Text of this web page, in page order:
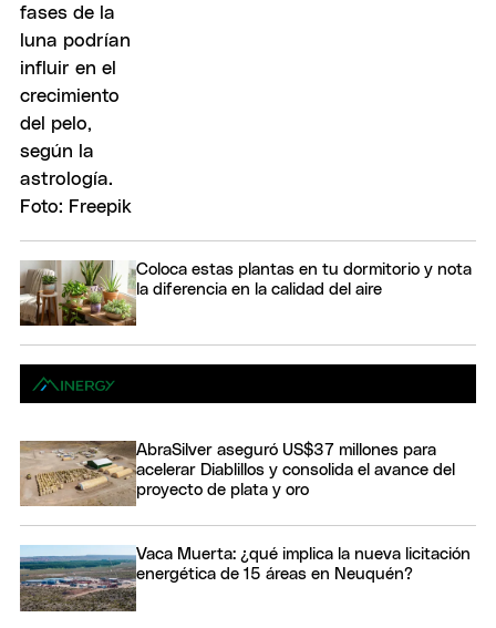
Coloca estas plantas en tu dormitorio y nota
la diferencia en la calidad del aire
AbraSilver aseguró US$37 millones para
acelerar Diablillos y consolida el avance del
proyecto de plata y oro
Vaca Muerta: ¿qué implica la nueva licitación
energética de 15 áreas en Neuquén?